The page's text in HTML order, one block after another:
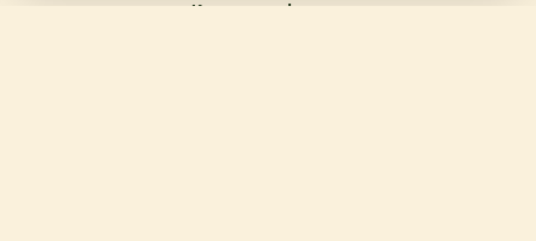
Коррекция фигуры